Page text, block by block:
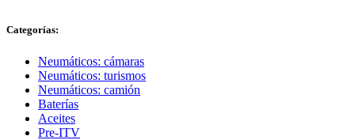
Categorías:
Neumáticos: cámaras
Neumáticos: turismos
Neumáticos: camión
Baterías
Aceites
Pre-ITV